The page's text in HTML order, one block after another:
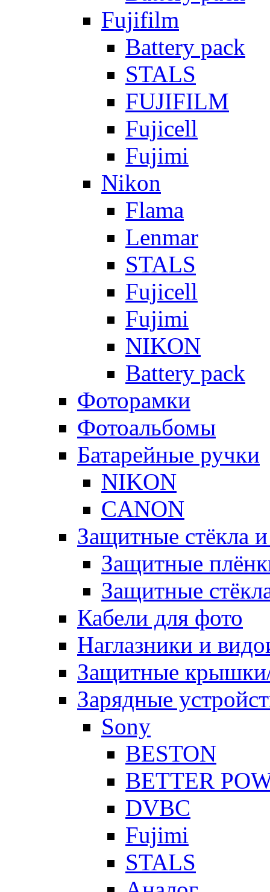
Fujifilm
Battery pack
STALS
FUJIFILM
Fujicell
Fujimi
Nikon
Flama
Lenmar
STALS
Fujicell
Fujimi
NIKON
Battery pack
Фоторамки
Фотоальбомы
Батарейные ручки
NIKON
CANON
Защитные стёкла
Защитные
Защитные
Кабели для фото
Наглазники и
Защитные
Зарядные
Sony
BESTON
BETTER
DVBC
Fujimi
STALS